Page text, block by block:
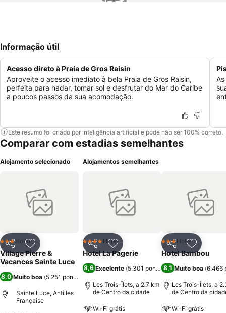
Informação útil
Acesso direto à Praia de Gros Raisin
Aproveite o acesso imediato à bela Praia de Gros Raisin,
perfeita para nadar, tomar sol e desfrutar do Mar do Caribe
a poucos passos da sua acomodação.
Este resumo foi criado por inteligência artificial e pode não ser 100% correto.
Comparar com estadias semelhantes
Alojamento selecionado
PartilharAdicionar aos favoritos
3 Estrelas
Hotel
Village Pierre &
Vacances Sainte Luce
8,0 Muito boa (5.251 pontuações
Sainte Luce, Antilles
Française
Alojamentos semelhantes
PartilharAdicionar aos favoritos
4 EstrelasHotel
Hotel La Pagerie
8,6 Excelente (5.301 pontuações)
Les Trois-Îlets, a 2.7 km
de Centro da cidade
Wi-Fi grátis
Partilhar
3 Estrelas
Hotel
Hotel Bambou
8,1 Muito boa (6.466
Les Trois-Îlets, a
de Centro da
Wi-Fi grátis